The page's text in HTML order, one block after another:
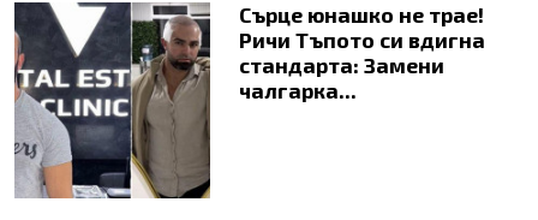
Сърце юнашко не трае!
Ричи Тъпото си вдигна
стандарта: Замени
чалгарка...